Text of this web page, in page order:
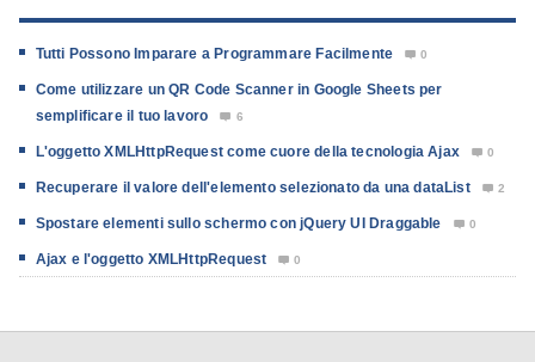
Tutti Possono Imparare a Programmare Facilmente  0
Come utilizzare un QR Code Scanner in Google Sheets per
semplificare il tuo lavoro
 6
L'oggetto XMLHttpRequest come cuore della tecnologia Ajax  0
Recuperare il valore dell'elemento selezionato da una dataList  2
Spostare elementi sullo schermo con jQuery UI Draggable  0
Ajax e l'oggetto XMLHttpRequest  0